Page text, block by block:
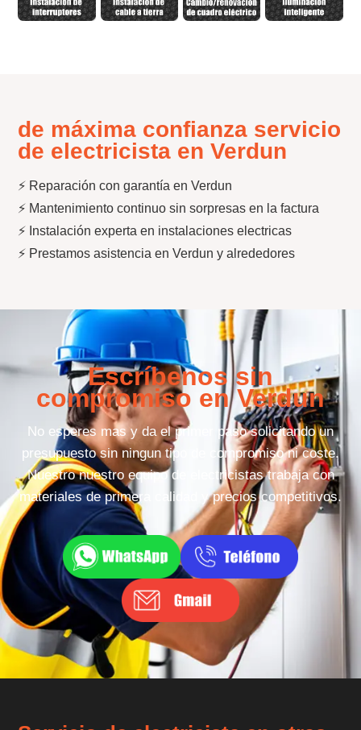
de máxima confianza servicio
de electricista en Verdun
⚡ Reparación con garantía en Verdun
⚡ Mantenimiento continuo sin sorpresas en la factura
⚡ Instalación experta en instalaciones electricas
⚡ Prestamos asistencia en Verdun y alrededores
Escríbenos sin
compromiso en Verdun
No esperes mas y da el primer paso solicitando un
presupuesto sin ningun tipo de compromiso ni coste.
Nuestro nuestro equipo de electricistas trabaja con
materiales de primera calidad y precios competitivos.